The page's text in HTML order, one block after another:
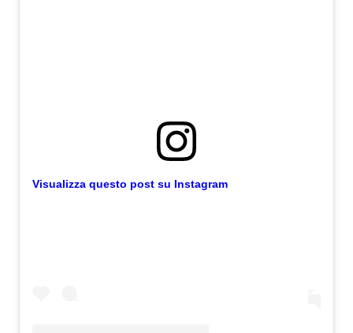
Visualizza questo post su Instagram